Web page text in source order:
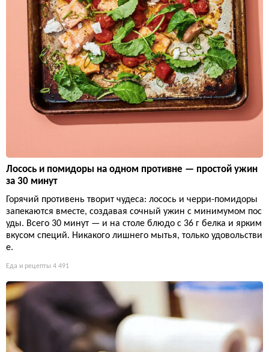
Лосось и помидоры на одном противне — простой ужин
за 30 минут
Горячий противень творит чудеса: лосось и черри-помидоры
запекаются вместе, создавая сочный ужин с минимумом пос
уды. Всего 30 минут — и на столе блюдо с 36 г белка и ярким
вкусом специй. Никакого лишнего мытья, только удовольстви
е.
Еда и рецепты 4 491